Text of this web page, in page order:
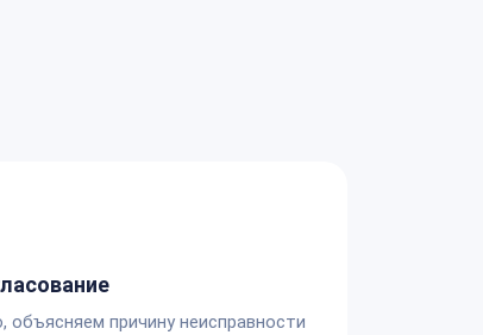
объясняем причину неисправности